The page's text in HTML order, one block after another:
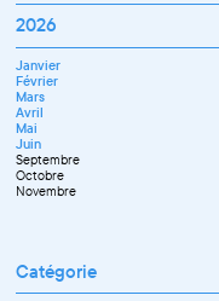
Septembre
Octobre
Novembre
Décembre
Mars
Avril
Juin
Juillet
Septembre
Novembre
Décembre
Janvier
Mars
Avril
Mai
Juin
Juillet
Septembre
Octobre
Novembre
Décembre
2026
Janvier
Février
Mars
Avril
Mai
Juin
Septembre
Octobre
Novembre
Catégorie